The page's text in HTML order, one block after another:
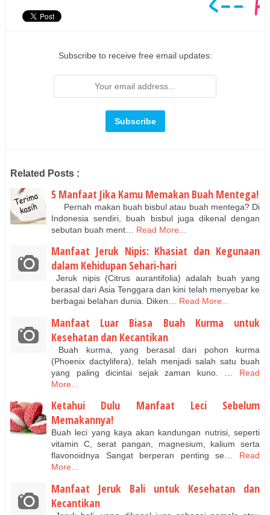
Subscribe to receive free email updates:
Related Posts :
5 Manfaat Jika Kamu Memakan Buah Mentega!
Pernah makan buah bisbul atau buah mentega? Di
Indonesia sendiri, buah bisbul juga dikenal dengan
sebutan buah ment…
Read More...
Manfaat Jeruk Nipis: Khasiat dan Kegunaan
dalam Kehidupan Sehari-hari
Jeruk nipis (Citrus aurantifolia) adalah buah yang
berasal dari Asia Tenggara dan kini telah menyebar ke
berbagai belahan dunia. Diken… Read More...
Manfaat Luar Biasa Buah Kurma untuk
Kesehatan dan Kecantikan
Buah kurma, yang berasal dari pohon kurma
(Phoenix dactylifera), telah menjadi salah satu buah
yang paling dicintai sejak zaman kuno. …
Read
More...
Ketahui Dulu Manfaat Leci Sebelum
Memakannya!
Buah leci yang kaya akan kandungan nutrisi, seperti
vitamin C, serat pangan, magnesium, kalium serta
flavonoidnya Sangat berperan penting se…
Read
More...
Manfaat Jeruk Bali untuk Kesehatan dan
Kecantikan